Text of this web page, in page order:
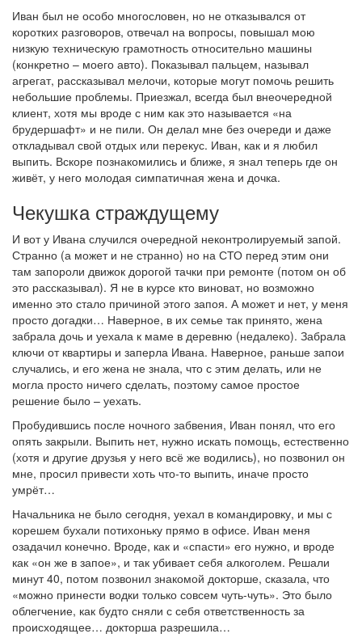
Иван был не особо многословен, но не отказывался от
коротких разговоров, отвечал на вопросы, повышал мою
низкую техническую грамотность относительно машины
(конкретно – моего авто). Показывал пальцем, называл
агрегат, рассказывал мелочи, которые могут помочь решить
небольшие проблемы. Приезжал, всегда был внеочередной
клиент, хотя мы вроде с ним как это называется «на
брудершафт» и не пили. Он делал мне без очереди и даже
откладывал свой отдых или перекус. Иван, как и я любил
выпить. Вскоре познакомились и ближе, я знал теперь где он
живёт, у него молодая симпатичная жена и дочка.
Чекушка страждущему
И вот у Ивана случился очередной неконтролируемый запой.
Странно (а может и не странно) но на СТО перед этим они
там запороли движок дорогой тачки при ремонте (потом он об
это рассказывал). Я не в курсе кто виноват, но возможно
именно это стало причиной этого запоя. А может и нет, у меня
просто догадки… Наверное, в их семье так принято, жена
забрала дочь и уехала к маме в деревню (недалеко). Забрала
ключи от квартиры и заперла Ивана. Наверное, раньше запои
случались, и его жена не знала, что с этим делать, или не
могла просто ничего сделать, поэтому самое простое
решение было – уехать.
Пробудившись после ночного забвения, Иван понял, что его
опять закрыли. Выпить нет, нужно искать помощь, естественно
(хотя и другие друзья у него всё же водились), но позвонил он
мне, просил привести хоть что-то выпить, иначе просто
умрёт…
Начальника не было сегодня, уехал в командировку, и мы с
корешем бухали потихоньку прямо в офисе. Иван меня
озадачил конечно. Вроде, как и «спасти» его нужно, и вроде
как «он же в запое», и так убивает себя алкоголем. Решали
минут 40, потом позвонил знакомой докторше, сказала, что
«можно принести водки только совсем чуть-чуть». Это было
облегчение, как будто сняли с себя ответственность за
происходящее… докторша разрешила…